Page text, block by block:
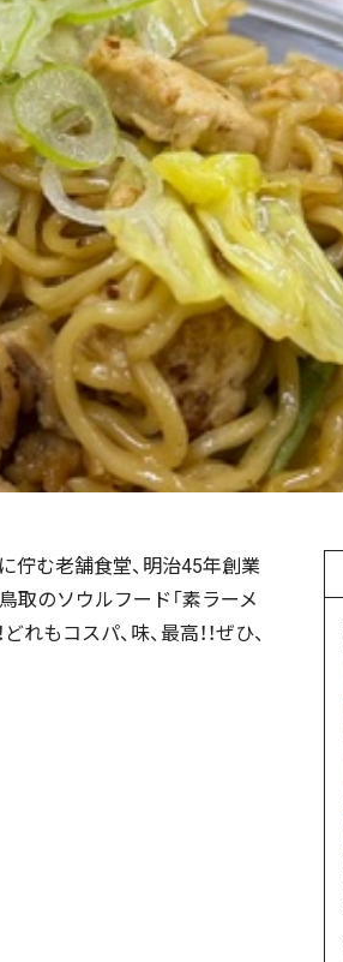
佇む老舗食堂、明治45年創業
取のソウルフード「素ラーメ
もコスパ、味、最高！！ぜひ、